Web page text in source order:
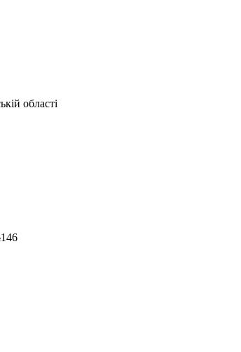
області